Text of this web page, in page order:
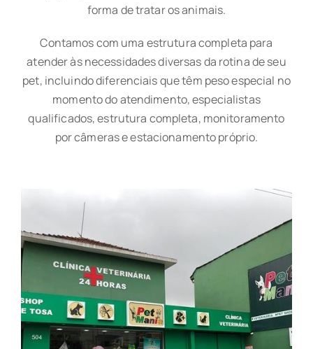
forma de tratar os animais.
Contamos com uma estrutura completa para
atender às necessidades diversas da rotina de seu
pet, incluindo diferenciais que têm peso especial no
momento do atendimento, especialistas
qualificados, estrutura completa, monitoramento
por câmeras e estacionamento próprio.